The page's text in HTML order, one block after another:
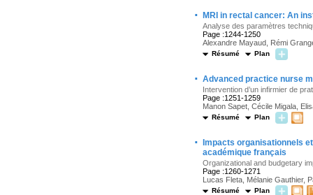
· MRI in rectal cancer: An
Analyse des paramètres
Page :1244-1250
Alexandre Mayaud, Rémi
Résumé Plan
· Advanced practice nurse
Intervention d’un infirmier de
Page :1251-1259
Manon Sapet, Cécile Migala,
Résumé Plan
·
Impacts organisationnels
académique français
Organizational and budgetary
Page :1260-1271
Lucas Fleta, Mélanie Gauthier,
Résumé Plan